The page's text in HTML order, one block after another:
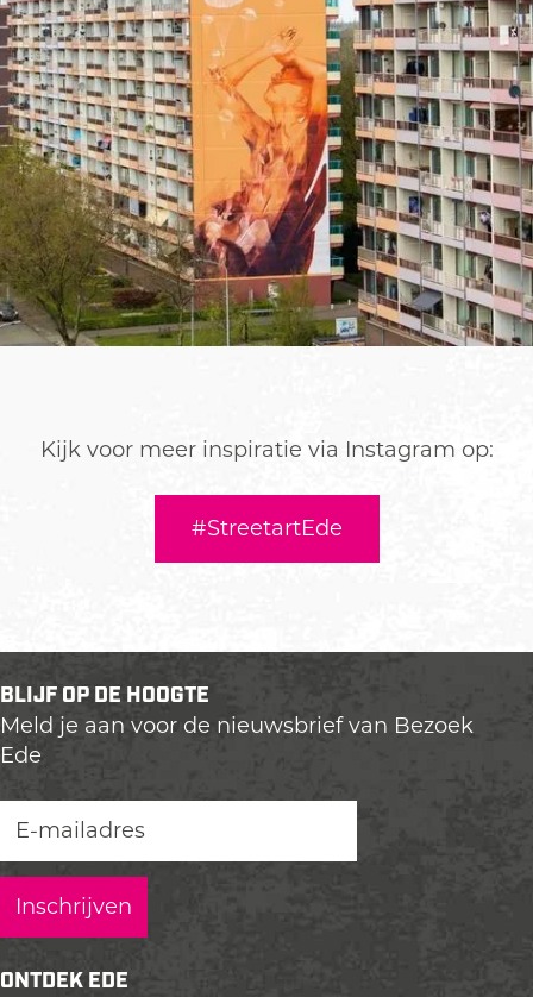
Kijk voor meer inspiratie via Instagram op:
#StreetartEde
BLIJF OP DE HOOGTE
Meld je aan voor de nieuwsbrief van Bezoek
Ede
ONTDEK EDE